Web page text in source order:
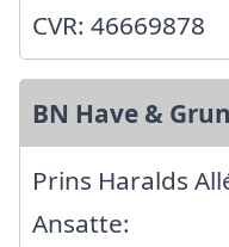
CVR: 46669878
BN Have &
Prins Haralds
Ansatte: